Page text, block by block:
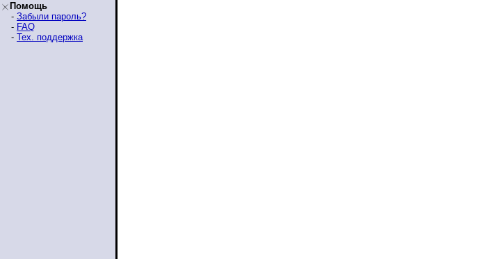
Помощь
- Забыли пароль?
- FAQ
- Тех. поддержка